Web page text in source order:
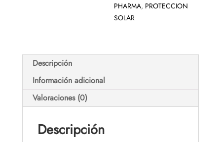
PHARMA, PROTECCION
SOLAR
Descripción
Información adicional
Valoraciones (0)
Descripción